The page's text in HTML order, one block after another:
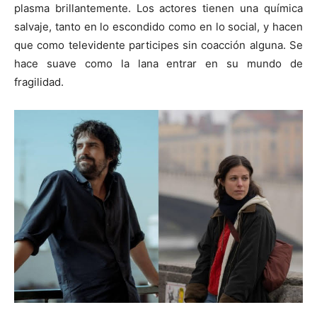
plasma brillantemente. Los actores tienen una química
salvaje, tanto en lo escondido como en lo social, y hacen
que como televidente participes sin coacción alguna. Se
hace suave como la lana entrar en su mundo de
fragilidad.